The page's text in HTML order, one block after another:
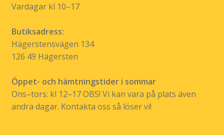
Vardagar kl 10–17
Butiksadress:
Hägerstensvägen 134
126 49 Hägersten
Öppet- och hämtningstider i sommar
Ons–tors: kl 12–17 OBS! Vi kan vara på plats även
andra dagar. Kontakta oss så löser vi!